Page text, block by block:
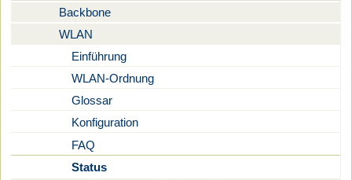
Backbone
WLAN
Einführung
WLAN-Ordnung
Glossar
Konfiguration
FAQ
Status